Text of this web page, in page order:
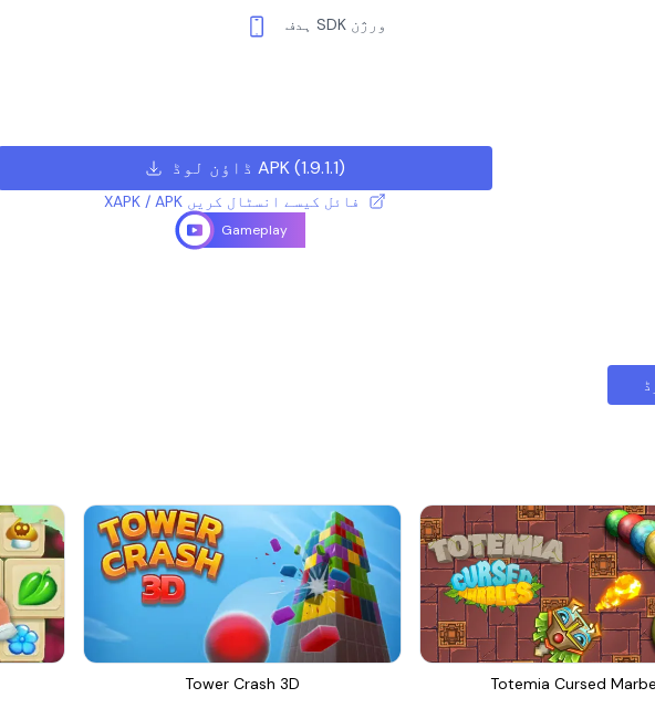
ہدف SDK ورژن
ڈاؤن لوڈ APK(1.9.1.1)
XAPK / APK فائل کیسے انسٹال کریں
Gameplay
Tower Crash 3D Totemia Cursed